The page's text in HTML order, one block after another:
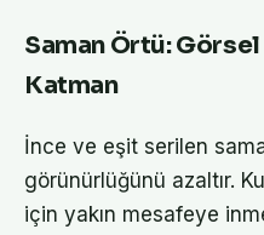
Saman Örtü:
Katman
İnce ve eşit serilen
görünürlüğünü azaltır.
için yakın mesafeye